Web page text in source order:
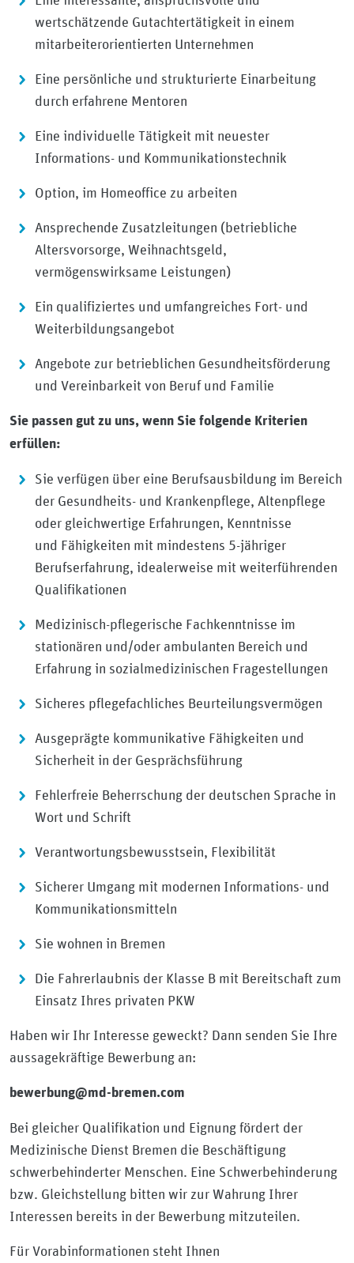
wertschätzende Gutachtertätigkeit in einem
mitarbeiterorientierten Unternehmen
Eine persönliche und strukturierte Einarbeitung
durch erfahrene Mentoren
Eine individuelle Tätigkeit mit neuester
Informations- und Kommunikationstechnik
Option, im Homeoffice zu arbeiten
Ansprechende Zusatzleitungen (betriebliche
Altersvorsorge, Weihnachtsgeld,
vermögenswirksame Leistungen)
Ein qualifiziertes und umfangreiches Fort- und
Weiterbildungsangebot
Angebote zur betrieblichen Gesundheitsförderung
und Vereinbarkeit von Beruf und Familie
Sie passen gut zu uns, wenn Sie folgende Kriterien
erfüllen:
Sie verfügen über eine Berufsausbildung im Bereich
der Gesundheits- und Krankenpflege, Altenpflege
oder gleichwertige Erfahrungen, Kenntnisse
und Fähigkeiten mit mindestens 5-jähriger
Berufserfahrung, idealerweise mit weiterführenden
Qualifikationen
Medizinisch-pflegerische Fachkenntnisse im
stationären und/oder ambulanten Bereich und
Erfahrung in sozialmedizinischen Fragestellungen
Sicheres pflegefachliches Beurteilungsvermögen
Ausgeprägte kommunikative Fähigkeiten und
Sicherheit in der Gesprächsführung
Fehlerfreie Beherrschung der deutschen Sprache in
Wort und Schrift
Verantwortungsbewusstsein, Flexibilität
Sicherer Umgang mit modernen Informations- und
Kommunikationsmitteln
Sie wohnen in Bremen
Die Fahrerlaubnis der Klasse B mit Bereitschaft zum
Einsatz Ihres privaten PKW
Haben wir Ihr Interesse geweckt? Dann senden Sie Ihre
aussagekräftige Bewerbung an:
bewerbung@md-bremen.com
Bei gleicher Qualifikation und Eignung fördert der
Medizinische Dienst Bremen die Beschäftigung
schwerbehinderter Menschen. Eine Schwerbehinderung
bzw. Gleichstellung bitten wir zur Wahrung Ihrer
Interessen bereits in der Bewerbung mitzuteilen.
Für Vorabinformationen steht Ihnen